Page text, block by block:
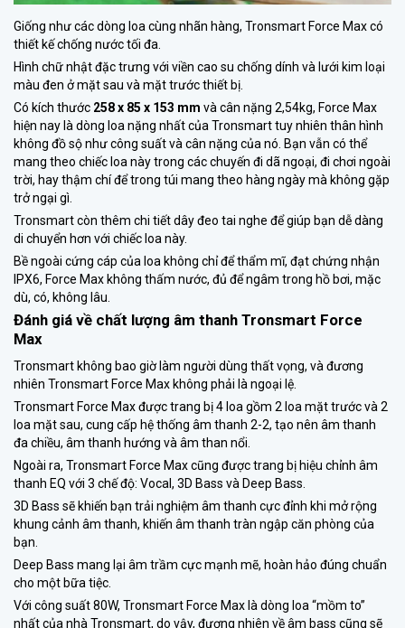
Giống như các dòng loa cùng nhãn hàng, Tronsmart Force Maxcó
thiết kế chống nước tối đa.
Hình chữ nhật đặc trưng với viền cao su chống dính và lưới kim loại
màu đen ở mặt sau và mặt trước thiết bị.
Có kích thước 258 x 85 x 153 mm và cân nặng 2,54kg, Force Max
hiện nay là dòng loa nặng nhất của Tronsmart tuy nhiên thân hình
không đồ sộ như công suất và cân nặng của nó. Bạn vẫn có thể
mang theo chiếc loa này trong các chuyến đi dã ngoại, đi chơi ngoài
trời, hay thậm chí để trong túi mang theo hàng ngày mà không gặp
trở ngại gì.
Tronsmart còn thêm chi tiết dây đeo tai nghe để giúp bạn dễ dàng
di chuyển hơn với chiếc loa này.
Bề ngoài cứng cáp của loa không chỉ để thẩm mĩ, đạt chứng nhận
IPX6, Force Max không thấm nước, đủ để ngâm trong hồ bơi, mặc
dù, có, không lâu.
Đánh giá về chất lượng âm thanh Tronsmart Force
Max
Tronsmart không bao giờ làm người dùng thất vọng, và đương
nhiên Tronsmart Force Max không phải là ngoại lệ.
Tronsmart Force Max được trang bị 4 loa gồm 2 loa mặt trước và 2
loa mặt sau, cung cấp hệ thống âm thanh 2-2, tạo nên âm thanh
đa chiều, âm thanh hướng và âm than nổi.
Ngoài ra, Tronsmart Force Max cũng được trang bị hiệu chỉnh âm
thanh EQ với 3 chế độ: Vocal, 3D Bass và Deep Bass.
3D Bass sẽ khiến bạn trải nghiệm âm thanh cực đỉnh khi mở rộng
khung cảnh âm thanh, khiến âm thanh tràn ngập căn phòng của
bạn.
Deep Bass mang lại âm trầm cực mạnh mẽ, hoàn hảo đúng chuẩn
cho một bữa tiệc.
Với công suất 80W, Tronsmart Force Max là dòng loa “mồm to”
nhất của nhà Tronsmart, do vậy, đương nhiên về âm bass cũng sẽ